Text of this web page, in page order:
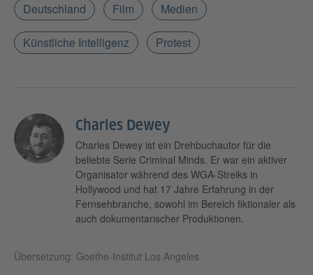
Deutschland Film Medien
Künstliche Intelligenz Protest
Charles Dewey
Charles Dewey ist ein Drehbuchautor für die
beliebte Serie Criminal Minds. Er war ein aktiver
Organisator während des WGA-Streiks in
Hollywood und hat 17 Jahre Erfahrung in der
Fernsehbranche, sowohl im Bereich fiktionaler als
auch dokumentarischer Produktionen.
Übersetzung: Goethe-Institut Los Angeles